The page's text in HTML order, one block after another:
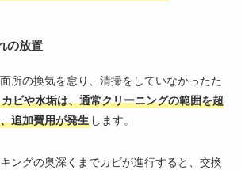
の放置
所の換気を怠り、清掃をしていなかったた
カビや水垢は、通常クリーニングの範囲を超
追加費用が発生します。
ングの奥深くまでカビが進行すると、交換